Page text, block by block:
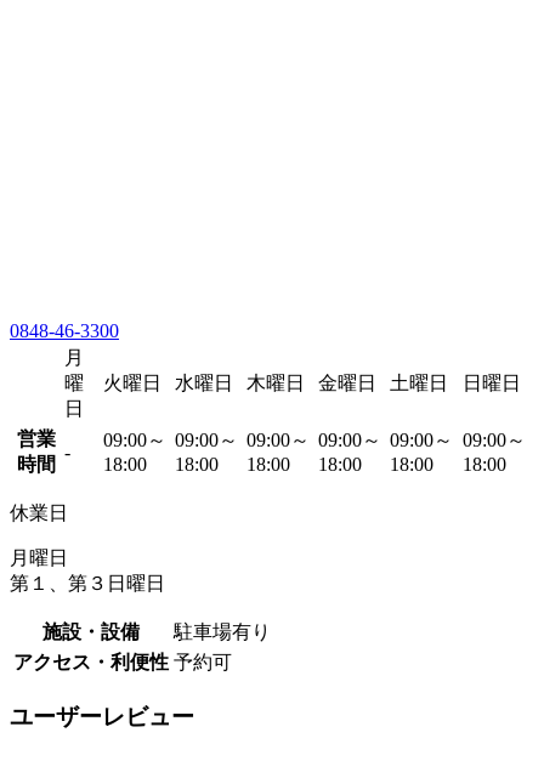
0848-46-3300
月
曜
日
火曜日 水曜日 木曜日 金曜日 土曜日 日曜日
営業
時間
-
09:00～
18:00
09:00～
18:00
09:00～
18:00
09:00～
18:00
09:00～
18:00
09:00～
18:00
休業日
月曜日
第１、第３日曜日
施設・設備
駐車場有り
アクセス・利便性 予約可
ユーザーレビュー